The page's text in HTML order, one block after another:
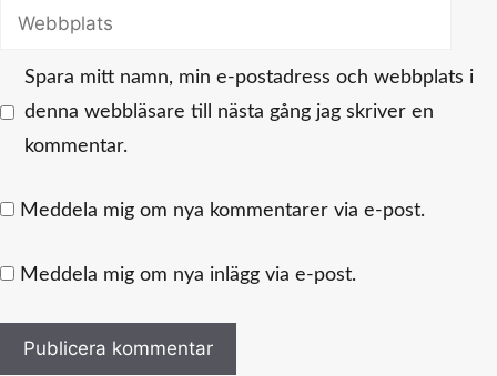
Webbplats
Spara mitt namn, min e-postadress och webbplats i
denna webbläsare till nästa gång jag skriver en
kommentar.
Meddela mig om nya kommentarer via e-post.
Meddela mig om nya inlägg via e-post.